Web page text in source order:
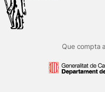
Que compta